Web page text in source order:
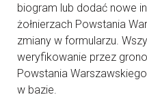
biogram lub dodać nowe
żołnierzach Powstania
zmiany w formularzu.
weryfikowanie przez
Powstania
w bazie.